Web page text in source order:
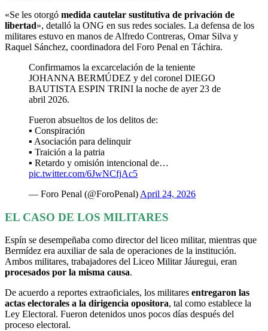
«Se les otorgó medida cautelar sustitutiva de privación de
libertad», detalló la ONG en sus redes sociales. La defensa de los
militares estuvo en manos de Alfredo Contreras, Omar Silva y
Raquel Sánchez, coordinadora del Foro Penal en Táchira.
Confirmamos la excarcelación de la teniente
JOHANNA BERMÚDEZ y del coronel DIEGO
BAUTISTA ESPIN TRINI la noche de ayer 23 de
abril 2026.
Fueron absueltos de los delitos de:
▪️ Conspiración
▪️ Asociación para delinquir
▪️ Traición a la patria
▪️ Retardo y omisión intencional de…
pic.twitter.com/6JwNCfjAc5
— Foro Penal (@ForoPenal) April 24, 2026
EL CASO DE LOS MILITARES
Espín se desempeñaba como director del liceo militar, mientras que
Bermídez era auxiliar de sala de operaciones de la institución.
Ambos militares, trabajadores del Liceo Militar Jáuregui, eran
procesados por la misma causa.
De acuerdo a reportes extraoficiales, los militares entregaron las
actas electorales a la dirigencia opositora, tal como establece la
Ley Electoral. Fueron detenidos unos pocos días después del
proceso electoral.